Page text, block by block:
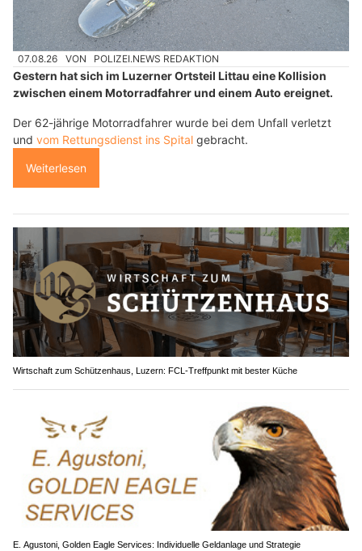
07.08.26 VON POLIZEI.NEWS REDAKTION
Gestern hat sich im Luzerner Ortsteil Littau eine Kollision
zwischen einem Motorradfahrer und einem Auto ereignet.
Der 62-jährige Motorradfahrer wurde bei dem Unfall verletzt
und vom Rettungsdienst ins Spital gebracht.
Weiterlesen
Wirtschaft zum Schützenhaus, Luzern: FCL-Treffpunkt mit bester Küche
E. Agustoni, Golden Eagle Services: Individuelle Geldanlage und Strategie